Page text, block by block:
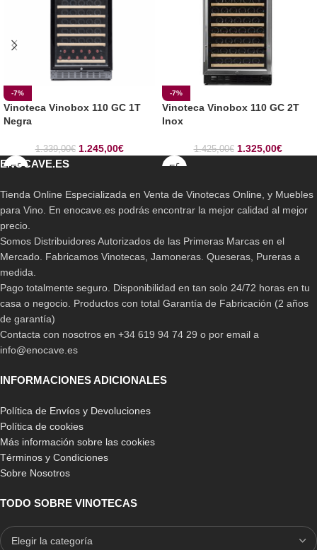
-7%
Vinoteca Vinobox 110 GC 1T
Negra
1.339,00€ 1.245,00€
-7%
Vinoteca Vinobox 110 GC 2T
Inox
1.425,00€ 1.325,00€
ENOCAVE.ES
Tienda Online Especializada en Venta de Vinotecas Online, y Muebles
para Vino. En enocave.es podrás encontrar la mejor calidad al mejor
precio.
Somos Distribuidores Autorizados de las Primeras Marcas en el
Mercado. Fabricamos Vinotecas, Jamoneras. Queseras, Pureras a
medida.
Pago totalmente seguro. Disponibilidad en tan solo 24/72 horas en tu
casa o negocio. Productos con total Garantía de Fabricación (2 años
de garantía)
Contacta con nosotros en +34 619 94 74 29 o por email a
info@enocave.es
INFORMACIONES ADICIONALES
Política de Envíos y Devoluciones
Política de cookies
Más información sobre las cookies
Términos y Condiciones
Sobre Nosotros
TODO SOBRE VINOTECAS